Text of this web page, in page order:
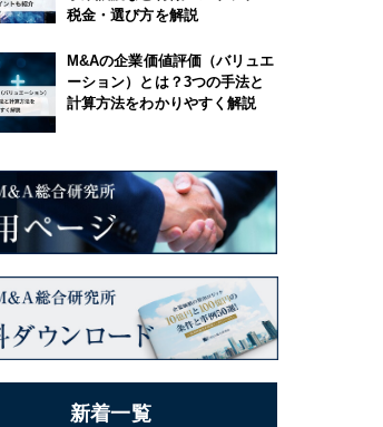
税金・選び方を解説
M&Aの企業価値評価（バリュエ
ーション）とは？3つの手法と
計算方法をわかりやすく解説
新着一覧